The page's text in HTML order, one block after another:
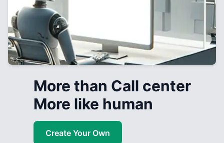
More than Call center
More like human
Create Your Own